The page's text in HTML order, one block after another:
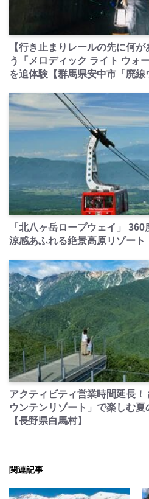
【行き止まりレールの先に何
う「メロディック ライト ウォ
を追体験【群馬県安中市「廃線
「北八ヶ岳ロープウェイ」
涼感あふれる絶景高原リゾート
アクティビティ営業時間延長
ウンテンリゾート」で楽しむ
【長野県白馬村】
関連記事